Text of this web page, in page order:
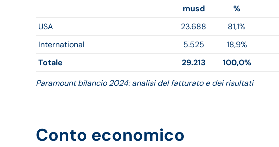
musd
%
USA
23.688 81,1%
International
5.525 18,9%
Totale
29.213 100,0%
Paramount bilancio 2024: analisi del fatturato e dei risultati
Conto economico